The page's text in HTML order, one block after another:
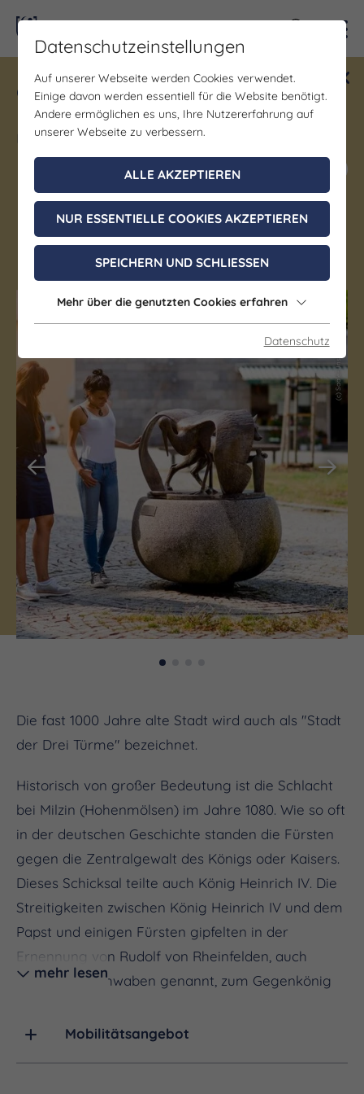
Gewinne ein Blind Date mit Saale-
Unstrut! Teilnahme vom 1.7. - 18.12.
möglich.
Jetzt mitmachen
Hohenmölsen
(c) Saale-Unstrut-Tourismus e. V.
(c) Saale-Unstrut-Tourismus e. V.
Die fast 1000 Jahre alte Stadt wird auch als "Stadt
der Drei Türme" bezeichnet.
Historisch von großer Bedeutung ist die Schlacht
bei Milzin (Hohenmölsen) im Jahre 1080. Wie so oft
in der deutschen Geschichte standen die Fürsten
gegen die Zentralgewalt des Königs oder Kaisers.
Dieses Schicksal teilte auch König Heinrich IV. Die
Streitigkeiten zwischen König Heinrich IV und dem
Papst und einigen Fürsten gipfelten in der
Ernennung von Rudolf von Rheinfelden, auch
Rudolf von Schwaben genannt, zum Gegenkönig
Nach mehreren Kämpfen kam es am 15. Oktober
mehr lesen
Mobilitätsangebot
Datenschutzeinstellungen
Auf unserer Webseite werden Cookies verwendet.
Einige davon werden essentiell für die Website benötigt.
Andere ermöglichen es uns, Ihre Nutzererfahrung auf
unserer Webseite zu verbessern.
ALLE AKZEPTIEREN
NUR ESSENTIELLE COOKIES AKZEPTIEREN
SPEICHERN UND SCHLIESSEN
Mehr über die genutzten Cookies erfahren
Datenschutz